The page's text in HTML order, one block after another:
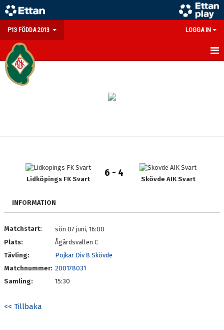
P13 FÖDDA 2013 LOGGA IN
HEM
BILDGALLERI
DOKUMENT
Lidköpings FK Svart
6 - 4
Skövde AIK Svart
INFORMATION
Matchstart:
sön 07 juni, 16:00
Plats:
Ågårdsvallen C
Tävling:
Pojkar Div 8 Skövde
Matchnummer: 200178031
Samling:
15:30
<< Tillbaka